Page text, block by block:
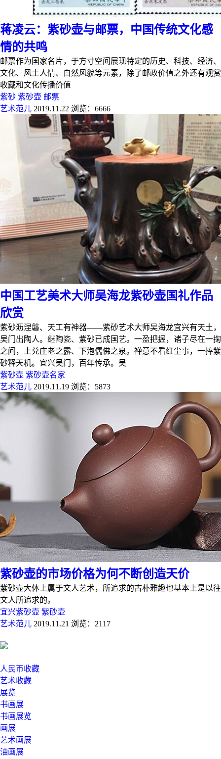
蒋凌云：紫砂壶与邮票，中国传统文化感
情的共鸣
邮票作为国家名片，于方寸空间展现特定的历史、科技、经济、
文化、风土人情、自然风貌等元素，除了邮政价值之外还有观赏
收藏和文化传播价值
紫砂 紫砂壶 邮票
艺术范儿 2019.11.22 浏览：6666
中国工艺美术大师吴海龙紫砂壶国礼作品
欣赏
紫砂沥涅磐、天工有神器——紫砂艺术大师吴海龙宜兴有天土，
吴门出陶人。继陶瓷、紫砂已成国艺。一盈把握，诸子尽在一掬
之间，上兑庄老之露、下泡儒佛之泉。禅意不看红尘事，一捧紫
砂释天机。宜兴吴门，百年传承。吴
紫砂壶 紫砂壶名家
艺术范儿 2019.11.19 浏览：5873
紫砂壶的市场价格为何不断创造天价
紫砂壶大体上属于文人艺术，所追求的古朴雅趣也基本上是以往
文人所追求的。
宜兴紫砂壶 紫砂壶
艺术范儿 2019.11.21 浏览：2117
人民币收藏
艺术收藏
展览
书画展
书画展览
画展
艺术画展
油画展